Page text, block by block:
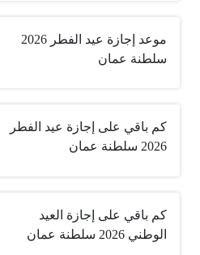
موعد إجازة عيد الفطر 2026
سلطنة عمان
كم باقي على إجازة عيد الفطر
2026 سلطنة عمان
كم باقي على إجازة العيد
الوطني 2026 سلطنة عمان